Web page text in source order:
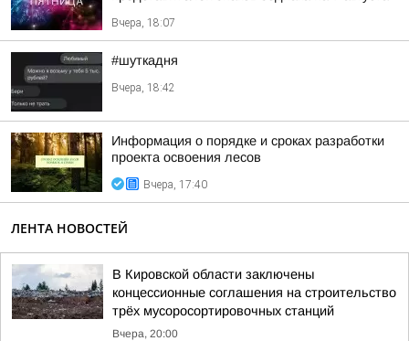
Вчера, 18:07
#шуткадня
Вчера, 18:42
Информация о порядке и сроках разработки
проекта освоения лесов
Вчера, 17:40
ЛЕНТА НОВОСТЕЙ
В Кировской области заключены
концессионные соглашения на строительство
трёх мусоросортировочных станций
Вчера, 20:00